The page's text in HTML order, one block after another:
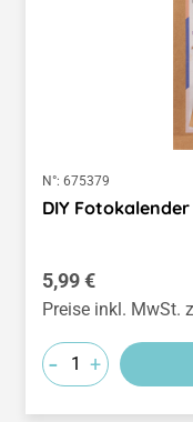
N°: 675379
DIY Fotokalender
Regulärer Preis:
5,99 €
Preise inkl. MwSt.
- +